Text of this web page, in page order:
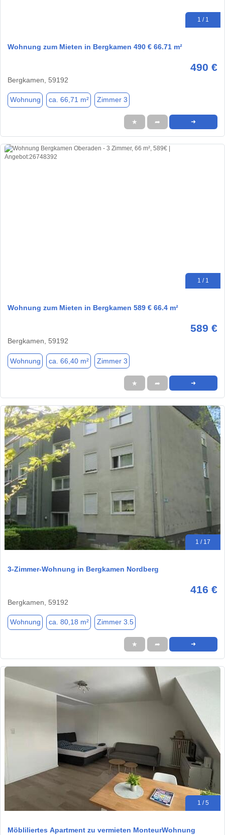
1 / 1
Wohnung zum Mieten in Bergkamen 490 € 66.71 m²
490 €
Bergkamen, 59192
Wohnung ca. 66,71 m² Zimmer 3
★ ➦ ➜
1 / 1
Wohnung zum Mieten in Bergkamen 589 € 66.4 m²
589 €
Bergkamen, 59192
Wohnung ca. 66,40 m² Zimmer 3
★ ➦ ➜
1 / 17
3-Zimmer-Wohnung in Bergkamen Nordberg
416 €
Bergkamen, 59192
Wohnung ca. 80,18 m² Zimmer 3.5
★ ➦ ➜
1 / 5
Möbliliertes Apartment zu vermieten MonteurWohnung